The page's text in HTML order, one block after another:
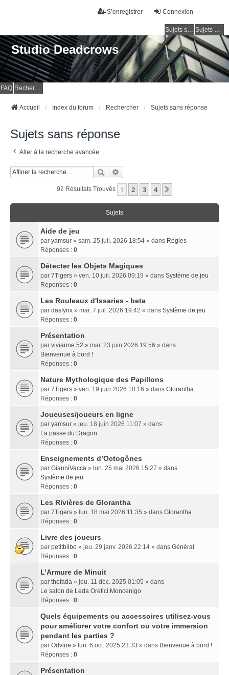
Connexion
S’enregistrer
Sujets sans réponse Sujets actifs
Studio Deadcrows
FAQ Rechercher
Accueil Index du forum Rechercher Sujets sans réponse
Sujets sans réponse
Aller à la recherche avancée
Rechercher
92 Résultats Trouvés 1 2 3 4
Sujets
Aide de jeu
par yamsur » sam. 25 juil. 2026 18:54 » dans Règles
Réponses : 0
Détecter les Objets Magiques
par 7Tigers » ven. 10 juil. 2026 09:19 » dans Système de jeu
Réponses : 0
Les Rouleaux d'Issaries - beta
par dasfynx » mar. 7 juil. 2026 19:42 » dans Système de jeu
Réponses : 0
Présentation
par vivianne 52 » mar. 23 juin 2026 19:56 » dans
Bienvenue à bord !
Réponses : 0
Nature Mythologique des Papillons
par 7Tigers » ven. 19 juin 2026 10:16 » dans Glorantha
Réponses : 0
Joueuses/joueurs en ligne
par yamsur » jeu. 18 juin 2026 11:07 » dans
La passe du Dragon
Réponses : 0
Enseignements dʼOctogônes
par GianniVacca » lun. 25 mai 2026 15:27 » dans
Système de jeu
Réponses : 0
Les Rivières de Glorantha
par 7Tigers » lun. 18 mai 2026 11:35 » dans Glorantha
Réponses : 0
Livre des joueurs
par petitbilbo » jeu. 29 janv. 2026 22:14 » dans Général
Réponses : 0
L’Armure de Minuit
par thefada » jeu. 11 déc. 2025 01:05 » dans
Le salon de Leda Orefici Moncenigo
Réponses : 0
Quels équipements ou accessoires utilisez-vous
pour améliorer votre confort ou votre immersion
pendant les parties ?
par Odvine » lun. 6 oct. 2025 23:33 » dans Bienvenue à bord !
Réponses : 0
Présentation